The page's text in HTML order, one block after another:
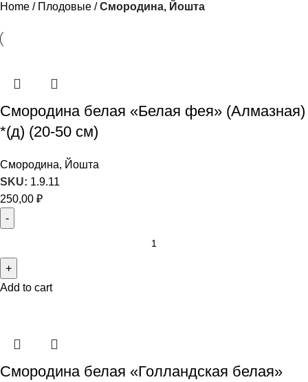
Home Плодовые Смородина, Йошта
Смородина белая «Белая фея» (Алмазная)
*(д) (20-50 см)
Смородина, Йошта
SKU: 1.9.11
250,00 ₽
Add to cart
Смородина белая «Голландская белая»